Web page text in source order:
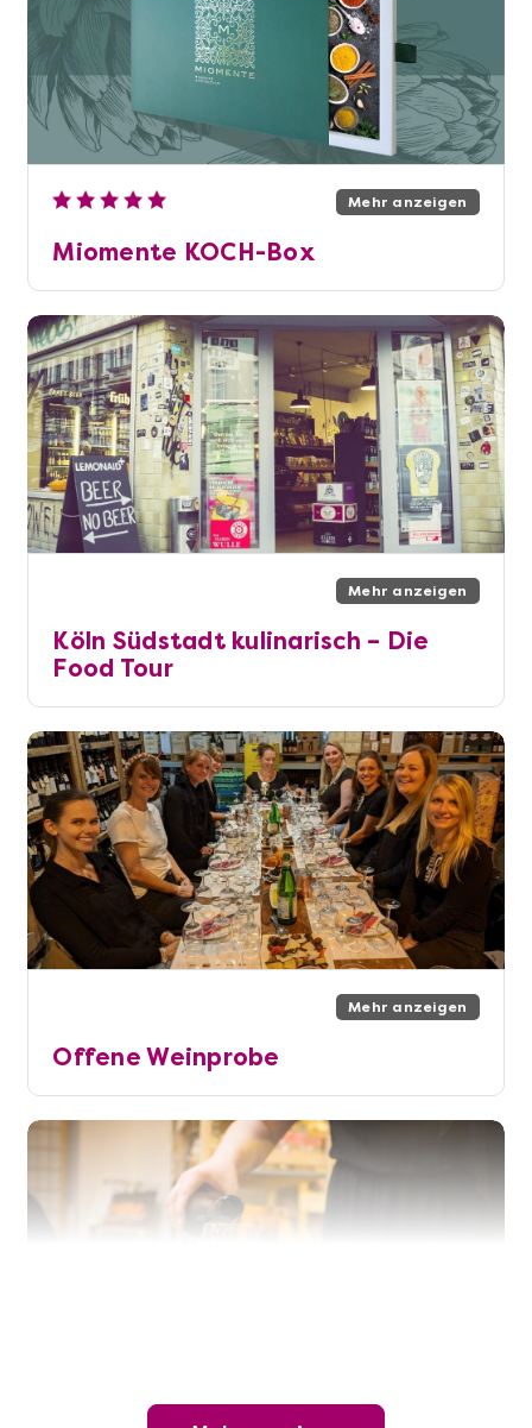
Mehr anzeigen
Miomente KOCH-Box
Mehr anzeigen
Köln Südstadt kulinarisch – Die
Food Tour
Mehr anzeigen
Offene Weinprobe